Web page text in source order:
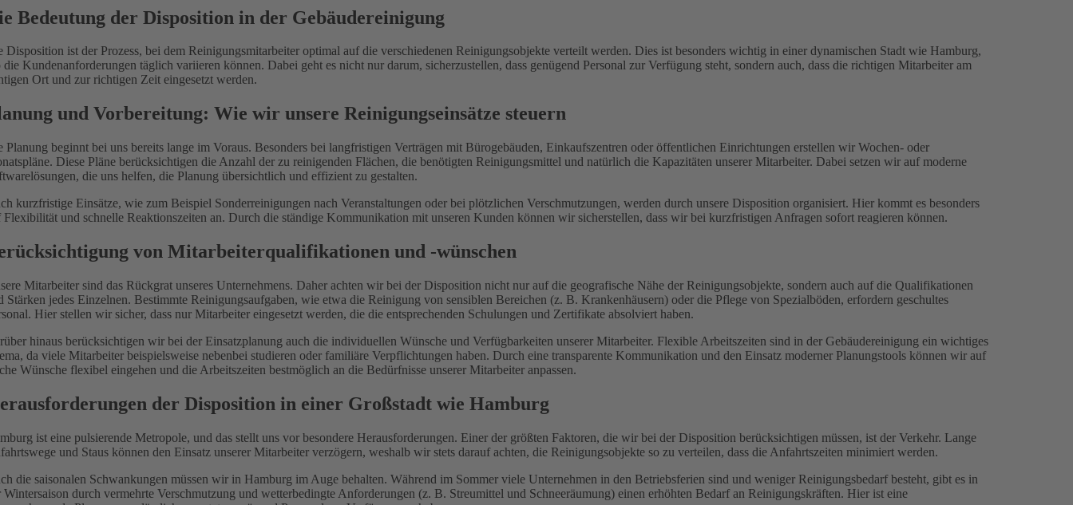
Bedeutung der Disposition in der Gebäudereinigung
Disposition ist der Prozess, bei dem Reinigungsmitarbeiter optimal auf die verschiedenen Reinigungsobjekte verteilt werden. Dies ist besonders wichtig in einer dynamischen Stadt wie Hamburg,
die Kundenanforderungen täglich variieren können. Dabei geht es nicht nur darum, sicherzustellen, dass genügend Personal zur Verfügung steht, sondern auch, dass die richtigen Mitarbeiter am
Ort und zur richtigen Zeit eingesetzt werden.
und Vorbereitung: Wie wir unsere Reinigungseinsätze steuern
Planung beginnt bei uns bereits lange im Voraus. Besonders bei langfristigen Verträgen mit Bürogebäuden, Einkaufszentren oder öffentlichen Einrichtungen erstellen wir Wochen- oder
Diese Pläne berücksichtigen die Anzahl der zu reinigenden Flächen, die benötigten Reinigungsmittel und natürlich die Kapazitäten unserer Mitarbeiter. Dabei setzen wir auf moderne
die uns helfen, die Planung übersichtlich und effizient zu gestalten.
kurzfristige Einsätze, wie zum Beispiel Sonderreinigungen nach Veranstaltungen oder bei plötzlichen Verschmutzungen, werden durch unsere Disposition organisiert. Hier kommt es besonders
Flexibilität und schnelle Reaktionszeiten an. Durch die ständige Kommunikation mit unseren Kunden können wir sicherstellen, dass wir bei kurzfristigen Anfragen sofort reagieren können.
von Mitarbeiterqualifikationen und -wünschen
Mitarbeiter sind das Rückgrat unseres Unternehmens. Daher achten wir bei der Disposition nicht nur auf die geografische Nähe der Reinigungsobjekte, sondern auch auf die Qualifikationen
Stärken jedes Einzelnen. Bestimmte Reinigungsaufgaben, wie etwa die Reinigung von sensiblen Bereichen (z. B. Krankenhäusern) oder die Pflege von Spezialböden, erfordern geschultes
Hier stellen wir sicher, dass nur Mitarbeiter eingesetzt werden, die die entsprechenden Schulungen und Zertifikate absolviert haben.
hinaus berücksichtigen wir bei der Einsatzplanung auch die individuellen Wünsche und Verfügbarkeiten unserer Mitarbeiter. Flexible Arbeitszeiten sind in der Gebäudereinigung ein wichtiges
da viele Mitarbeiter beispielsweise nebenbei studieren oder familiäre Verpflichtungen haben. Durch eine transparente Kommunikation und den Einsatz moderner Planungstools können wir auf
Wünsche flexibel eingehen und die Arbeitszeiten bestmöglich an die Bedürfnisse unserer Mitarbeiter anpassen.
der Disposition in einer Großstadt wie Hamburg
ist eine pulsierende Metropole, und das stellt uns vor besondere Herausforderungen. Einer der größten Faktoren, die wir bei der Disposition berücksichtigen müssen, ist der Verkehr. Lange
und Staus können den Einsatz unserer Mitarbeiter verzögern, weshalb wir stets darauf achten, die Reinigungsobjekte so zu verteilen, dass die Anfahrtszeiten minimiert werden.
die saisonalen Schwankungen müssen wir in Hamburg im Auge behalten. Während im Sommer viele Unternehmen in den Betriebsferien sind und weniger Reinigungsbedarf besteht, gibt es in
Wintersaison durch vermehrte Verschmutzung und wetterbedingte Anforderungen (z. B. Streumittel und Schneeräumung) einen erhöhten Bedarf an Reinigungskräften. Hier ist eine